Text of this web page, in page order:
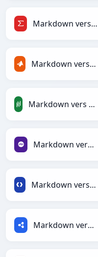
Markdown vers LaTeX
Markdown vers MATLAB
Markdown vers PandasDataFrame
Markdown vers PHP
Markdown vers Protobuf
Markdown vers RDF